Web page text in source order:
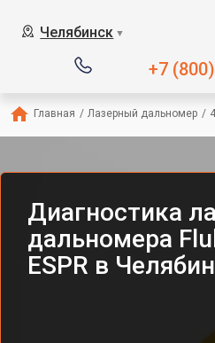
Челябинск ▼
+7
Главная / Лазерный дальномер /
Диагностика
дальномера
ESPR в